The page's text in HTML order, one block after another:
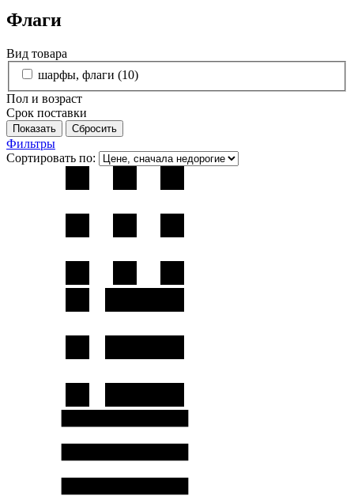
Флаги
Вид товара
шарфы, флаги (10)
Пол и возраст
Срок поставки
Фильтры
Сортировать по: